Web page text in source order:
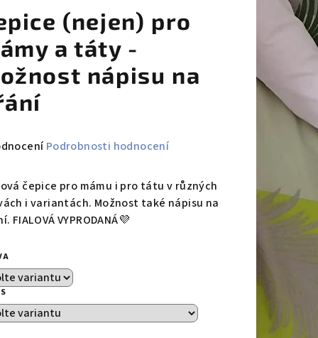
(nejen) pro
a táty -
nápisu na
Podrobnosti hodnocení
čepice pro mámu i pro tátu v různých
i variantách. Možnost také nápisu na
FIALOVÁ VYPRODANÁ💜